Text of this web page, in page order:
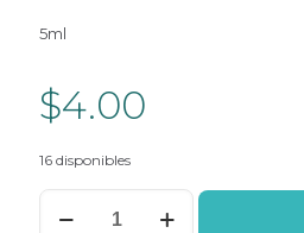
5ml
$4.00
16 disponibles
Difusor